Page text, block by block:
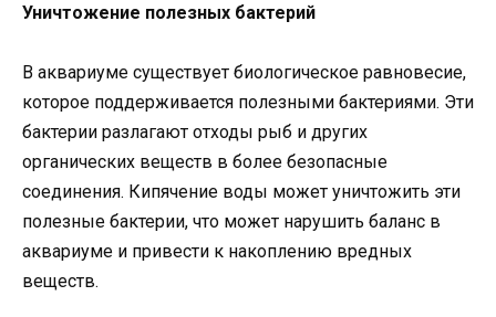
Уничтожение полезных бактерий
В аквариуме существует биологическое равновесие,
которое поддерживается полезными бактериями. Эти
бактерии разлагают отходы рыб и других
органических веществ в более безопасные
соединения. Кипячение воды может уничтожить эти
полезные бактерии, что может нарушить баланс в
аквариуме и привести к накоплению вредных
веществ.